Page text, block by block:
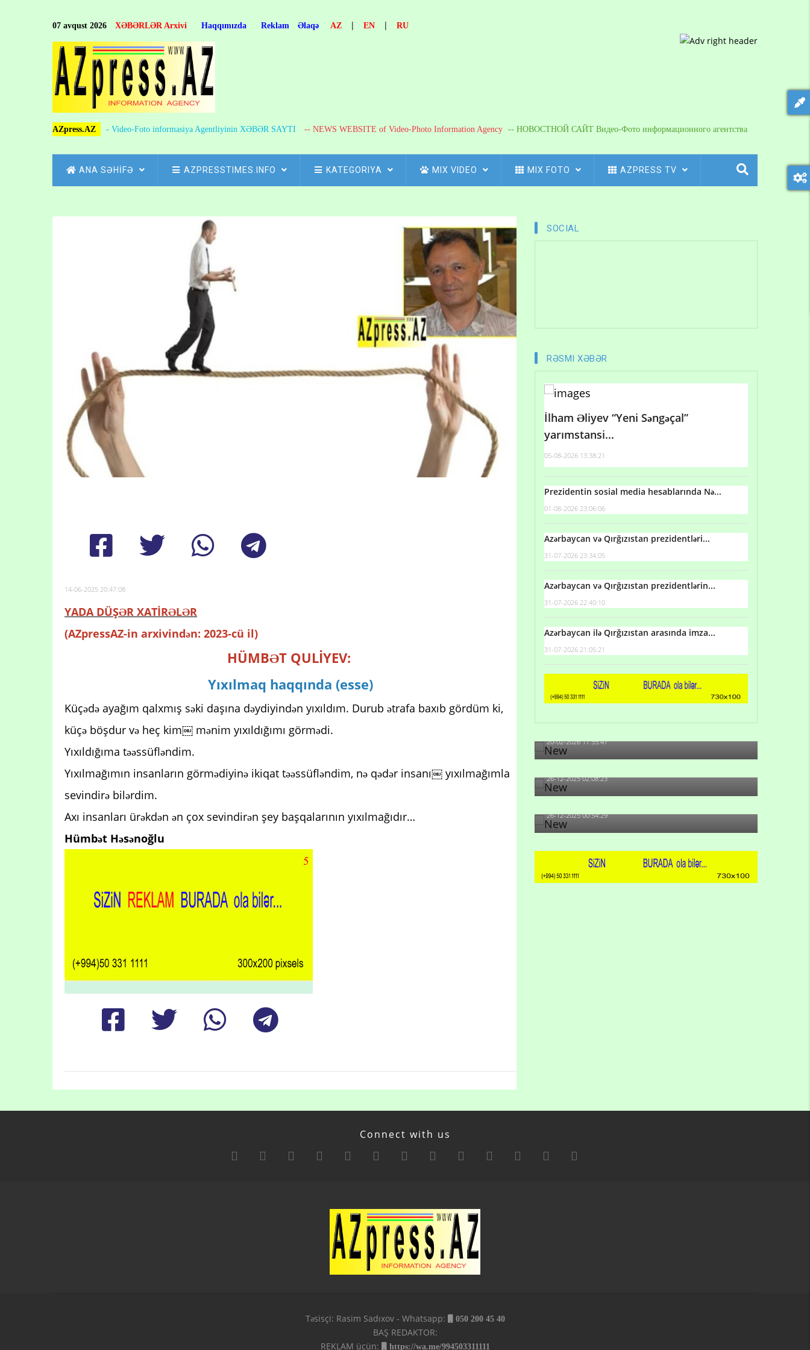
07 avqust 2026 XƏBƏRLƏR Arxivi Haqqımızda Reklam Əlaqə AZ | EN | RU
AZpress.AZ - Video-Foto informasiya Agentliyinin XƏBƏR SAYTI -- NEWS WEBSITE of Video-Photo Information Agency -- НОВОСТНОЙ САЙТ Видео-Фото информационного агентства
MAIN
NAVIGATION
ANA SƏHİFƏ AZPRESSTIMES.INFO KATEGORIYA MIX VIDEO MIX FOTO AZPRESS TV
14-06-2025 20:47:08
YADA DÜŞƏR XATİRƏLƏR
(AZpressAZ-in arxivindən: 2023-cü il)
HÜMBƏT QULİYEV:
Yıxılmaq haqqında (esse)
Küçədə ayağım qalxmış səki daşına dəydiyindən yıxıldım. Durub ətrafa baxıb gördüm ki,
küçə böşdur və heç kim￼ mənim yıxıldığımı görmədi.
Yıxıldığıma təəssüfləndim.
Yıxılmağımın insanların görmədiyinə ikiqat təəssüfləndim, nə qədər insanı￼ yıxılmağımla
sevindirə bilərdim.
Axı insanları ürəkdən ən çox sevindirən şey başqalarının yıxılmağıdır…
Hümbət Həsənoğlu
SOCIAL
RƏSMI XƏBƏR
İlham Əliyev “Yeni Səngəçal”
yarımstansi...
05-08-2026 13:38:21
Prezidentin sosial media hesablarında Nə...
01-08-2026 23:06:06
Azərbaycan və Qırğızıstan prezidentləri...
31-07-2026 23:34:05
Azərbaycan və Qırğızıstan prezidentlərin...
31-07-2026 22:40:10
Azərbaycan ilə Qırğızıstan arasında imza...
31-07-2026 21:05:21
artıb?
20-02-2026 17:55:47
Məni bura NAZİR GÖNDƏRİB - 1937-ci ildən
fəaliyyətdə olan və...
26-12-2025 02:08:23
-Ay qız, sən məhkəməni udmayacaqsan... Sən
bilirsən də, məni...
26-12-2025 00:54:29
Connect with us
Təsisçi: Rasim Sadıxov - Whatsapp: 050 200 45 40
BAŞ REDAKTOR:
REKLAM üçün:
https://wa.me/994503311111